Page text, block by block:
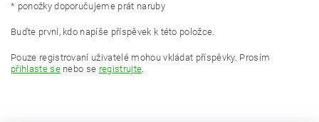
* ponožky doporučujeme prát naruby
Buďte první, kdo napíše příspěvek k této položce.
Pouze registrovaní uživatelé mohou vkládat příspěvky. Prosím
přihlaste senebo se registrujte.